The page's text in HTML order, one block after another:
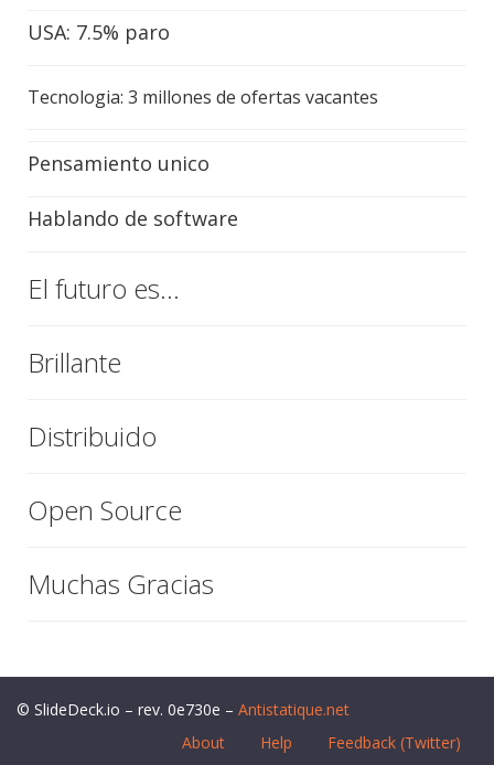
USA: 7.5% paro
Tecnologia: 3 millones de ofertas vacantes
Pensamiento unico
Hablando de software
El futuro es...
Brillante
Distribuido
Open Source
Muchas Gracias
© SlideDeck.io – rev. 0e730e – Antistatique.net
About
Help Feedback (Twitter)